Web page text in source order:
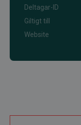
Deltagar-ID
Giltigt till
Website